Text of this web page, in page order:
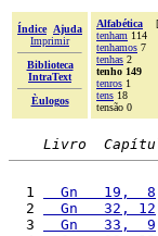
Índice
Ajuda
Imprimir
Biblioteca
IntraText
Èulogos
Alfabética [
tenham 114
tenhamos 7
tenhas 2
tenho 149
tenros 1
tens 18
tensão 0
Livro
  1
  Gn   19,  8
  2
  Gn   32, 12
  3
  Gn   33,  9